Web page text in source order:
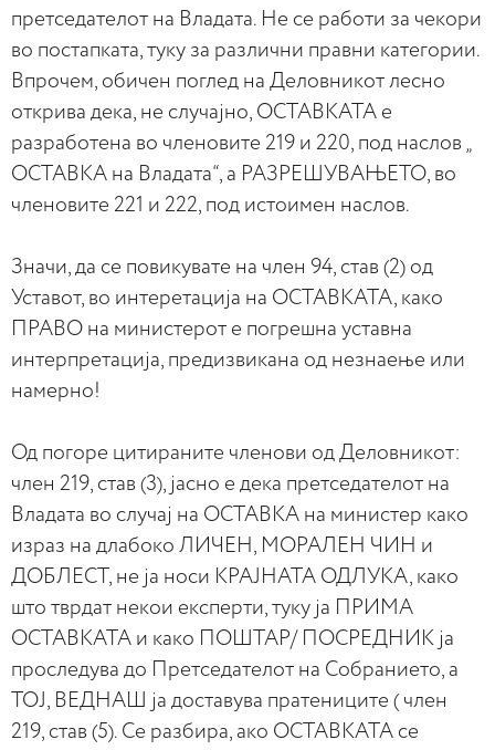
претседателот на Владата. Не се работи за чекори
во постапката, туку за различни правни категории.
Впрочем, обичен поглед на Деловникот лесно
открива дека, не случајно, ОСТАВКАТА е
разработена во членовите 219 и 220, под наслов „
ОСТАВКА на Владата“, а РАЗРЕШУВАЊЕТО, во
членовите 221 и 222, под истоимен наслов.
Значи, да се повикувате на член 94, став (2) од
Уставот, во интеретација на ОСТАВКАТА, како
ПРАВО на министерот е погрешна уставна
интерпретација, предизвикана од незнаење или
намерно!
Од погоре цитираните членови од Деловникот:
член 219, став (3), јасно е дека претседателот на
Владата во случај на ОСТАВКА на министер како
израз на длабоко ЛИЧЕН, МОРАЛЕН ЧИН и
ДОБЛЕСТ, не ја носи КРАЈНАТА ОДЛУКА, како
што тврдат некои експерти, туку ја ПРИМА
ОСТАВКАТА и како ПОШТАР/ ПОСРЕДНИК ја
проследува до Претседателот на Собранието, а
ТОЈ, ВЕДНАШ ја доставува пратениците ( член
219, став (5). Се разбира, ако ОСТАВКАТА се